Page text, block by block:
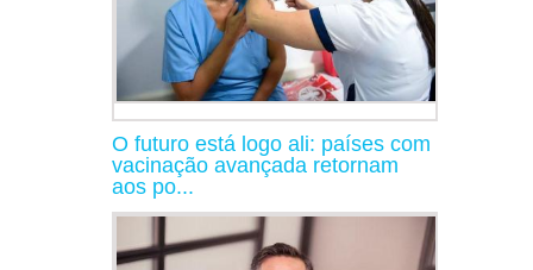
O futuro está logo ali: países com
vacinação avançada retornam
aos po...